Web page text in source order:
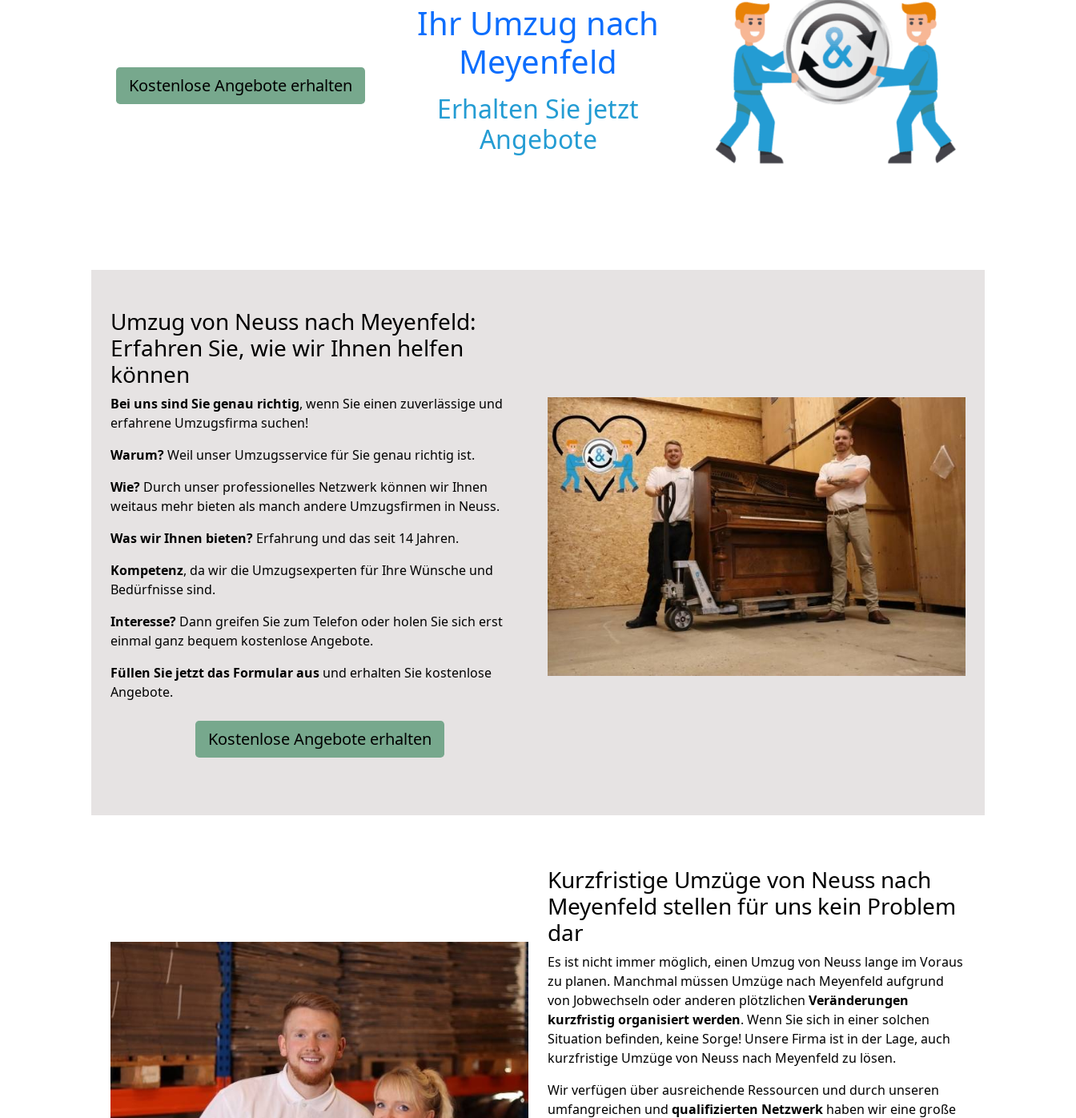
Kostenlose Angebote erhalten
Ihr Umzug nach
Meyenfeld
Erhalten Sie jetzt
Angebote
Umzug von Neuss nach Meyenfeld:
Erfahren Sie, wie wir Ihnen helfen
können
Bei uns sind Sie genau richtig, wenn Sie einen zuverlässige und
erfahrene Umzugsfirma suchen!
Warum?Weil unser Umzugsservice für Sie genau richtig ist.
Wie? Durch unser professionelles Netzwerk können wir Ihnen
weitaus mehr bieten als manch andere Umzugsfirmen in Neuss.
Was wir Ihnen bieten? Erfahrung und das seit 14 Jahren.
Kompetenz, da wir die Umzugsexperten für Ihre Wünsche und
Bedürfnisse sind.
Interesse? Dann greifen Sie zum Telefon oder holen Sie sich erst
einmal ganz bequem kostenlose Angebote.
Füllen Sie jetzt das Formular aus und erhalten Sie kostenlose
Angebote.
Kostenlose Angebote erhalten
Kurzfristige Umzüge von Neuss nach
Meyenfeld stellen für uns kein Problem
dar
Es ist nicht immer möglich, einen Umzug von Neuss lange im Voraus
zu planen. Manchmal müssen Umzüge nach Meyenfeld aufgrund
von Jobwechseln oder anderen plötzlichen Veränderungen
kurzfristig organisiert werden. Wenn Sie sich in einer solchen
Situation befinden, keine Sorge! Unsere Firma ist in der Lage, auch
kurzfristige Umzüge von Neuss nach Meyenfeld zu lösen.
Wir verfügen über ausreichende Ressourcen und durch unseren
umfangreichen und qualifizierten Netzwerk haben wir eine große